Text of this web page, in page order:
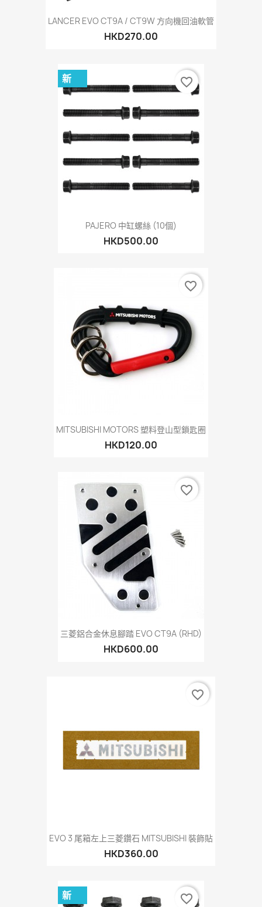
LANCER EVO CT9A / CT9W 方向機回油軟管
HKD270.00
PAJERO 中缸螺絲 (10個)
HKD500.00
新 favorite_border
MITSUBISHI MOTORS 塑料登山型鎖匙圈
HKD120.00
favorite_border
三菱鋁合金休息腳踏 EVO CT9A (RHD)
HKD600.00
favorite_border
EVO 3 尾箱左上三菱鑽石 MITSUBISHI 裝飾貼
HKD360.00
favorite_border
新 favorite_border